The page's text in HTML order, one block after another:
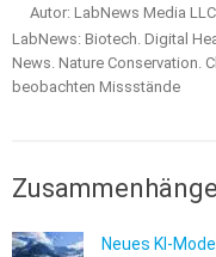
Autor: LabNews Media LLC
LabNews: Biotech. Digital
News. Nature Conservation.
beobachten Missstände
Neues KI-